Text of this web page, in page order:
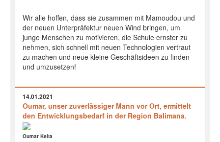
Wir alle hoffen, dass sie zusammen mit Mamoudou und
der neuen Unterpräfektur neuen Wind bringen, um
junge Menschen zu motivieren, die Schule ernster zu
nehmen, sich schnell mit neuen Technologien vertraut
zu machen und neue kleine Geschäftsideen zu finden
und umzusetzen!
14.01.2021
Oumar, unser zuverlässiger Mann vor Ort, ermittelt
den Entwicklungsbedarf in der Region Balimana.
Oumar Keita